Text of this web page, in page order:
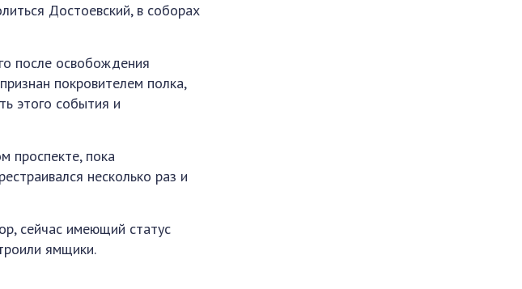
Достоевский, в соборах
после освобождения
покровителем полка,
этого события и
проспекте, пока
несколько раз и
сейчас имеющий статус
ямщики.